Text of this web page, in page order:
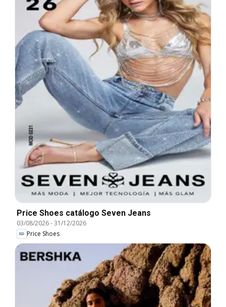
Price Shoes catálogo Seven Jeans
03/08/2026-31/12/2026
Price Shoes